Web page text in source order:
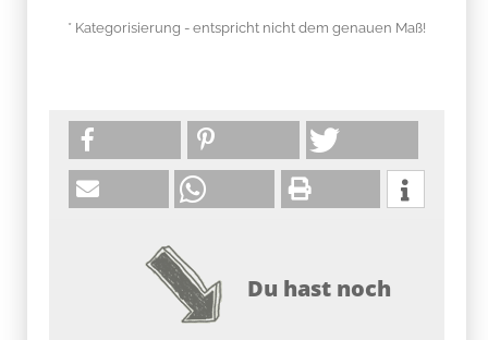
* Kategorisierung - entspricht nicht dem genauen Maß!
Du hast noch